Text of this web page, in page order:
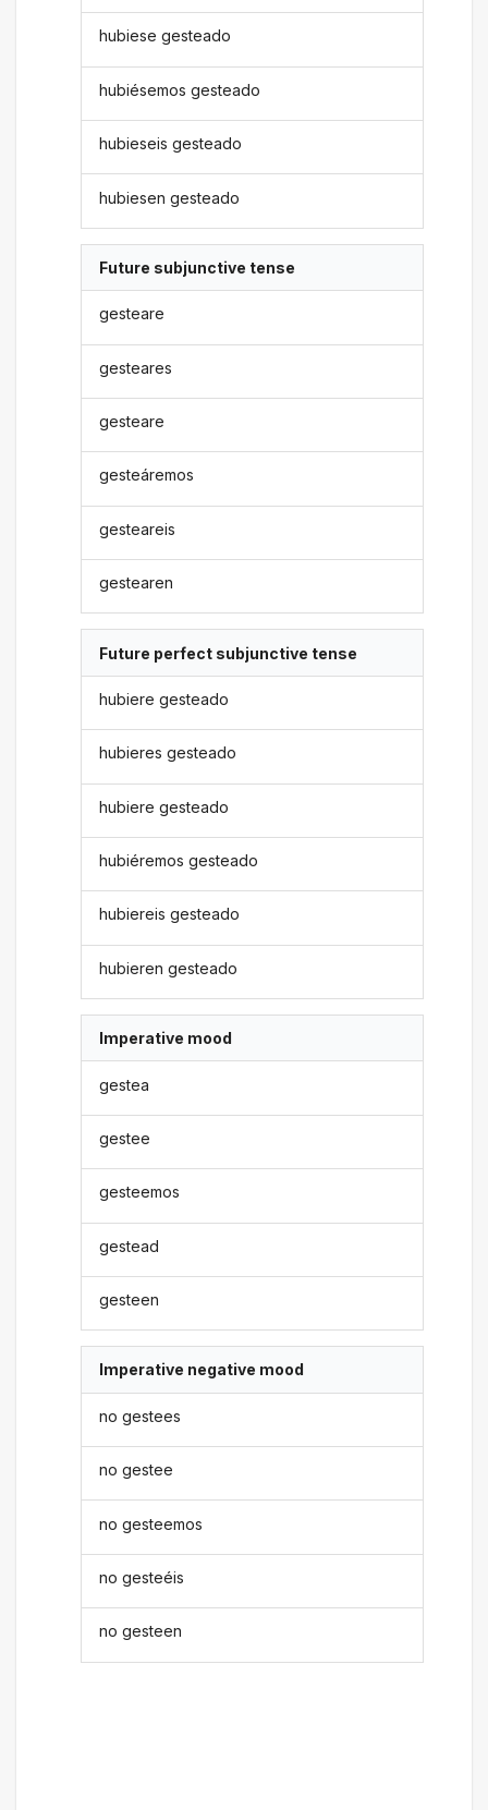
hubiese gesteado
hubiésemos gesteado
hubieseis gesteado
hubiesen gesteado
Future subjunctive tense
gesteare
gesteares
gesteare
gesteáremos
gesteareis
gestearen
Future perfect subjunctive tense
hubiere gesteado
hubieres gesteado
hubiere gesteado
hubiéremos gesteado
hubiereis gesteado
hubieren gesteado
Imperative mood
gestea
gestee
gesteemos
gestead
gesteen
Imperative negative mood
no gestees
no gestee
no gesteemos
no gesteéis
no gesteen